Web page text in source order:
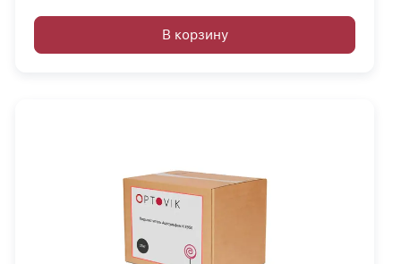
В корзину